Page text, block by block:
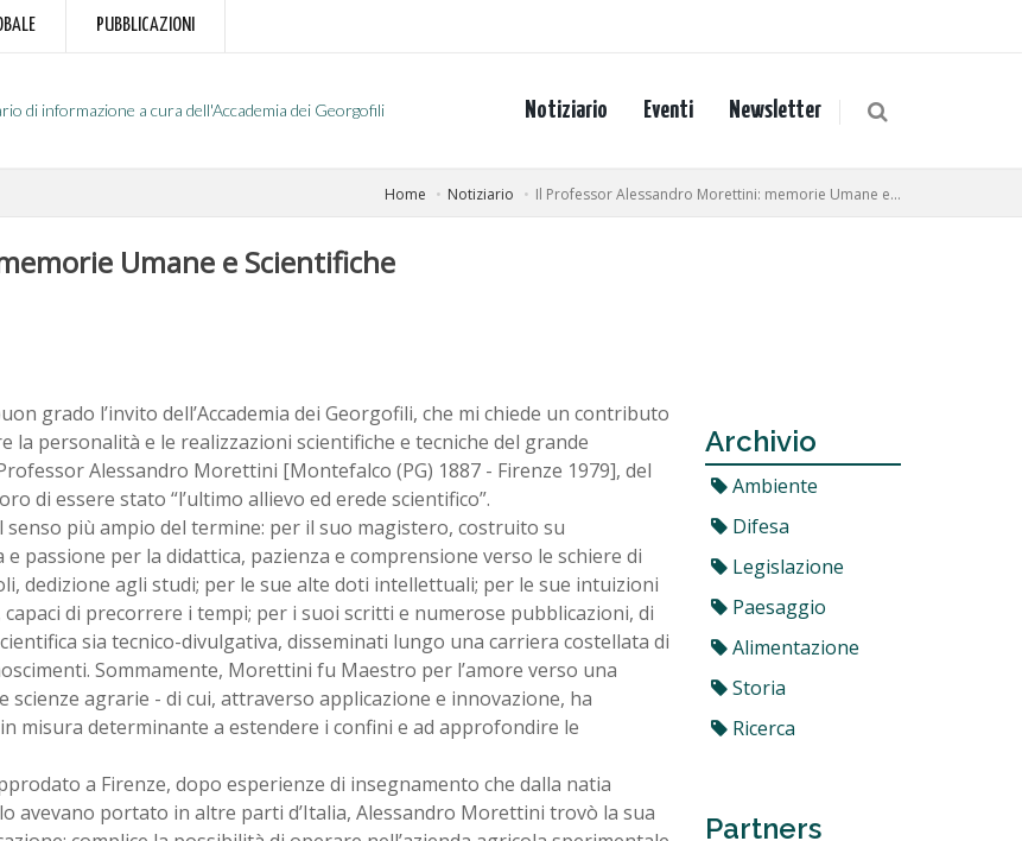
PUBBLICAZIONI
di informazione a cura dell'Accademia dei Georgofili Notiziario Eventi Newsletter
Home Notiziario Il Professor Alessandro Morettini: memorie Umane e...
Umane e Scientifiche
grado l’invito dell’Accademia dei Georgofili, che mi chiede un contributo
la personalità e le realizzazioni scientifiche e tecniche del grande
Alessandro Morettini [Montefalco (PG) 1887 - Firenze 1979], del
di essere stato “l’ultimo allievo ed erede scientifico”.
senso più ampio del termine: per il suo magistero, costruito su
e passione per la didattica, pazienza e comprensione verso le schiere di
dedizione agli studi; per le sue alte doti intellettuali; per le sue intuizioni
di precorrere i tempi; per i suoi scritti e numerose pubblicazioni, di
sia tecnico-divulgativa, disseminati lungo una carriera costellata di
Sommamente, Morettini fu Maestro per l’amore verso una
scienze agrarie - di cui, attraverso applicazione e innovazione, ha
misura determinante a estendere i confini e ad approfondire le
a Firenze, dopo esperienze di insegnamento che dalla natia
avevano portato in altre parti d’Italia, Alessandro Morettini trovò la sua
Archivio
Ambiente
Difesa
Legislazione
Paesaggio
Alimentazione
Storia
Ricerca
Partners